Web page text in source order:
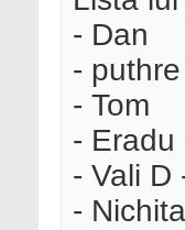
- Dan
- puthre
- Tom
- Eradu
- Vali D
-